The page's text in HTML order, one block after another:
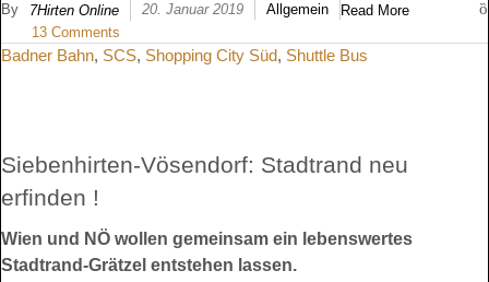
By 7Hirten Online 20. Januar 2019 Allgemein
Read More
13 Comments
Badner Bahn, SCS, Shopping City Süd, Shuttle Bus
Siebenhirten-Vösendorf: Stadtrand neu
erfinden !
Wien und NÖ wollen gemeinsam ein lebenswertes
Stadtrand-Grätzel entstehen lassen.